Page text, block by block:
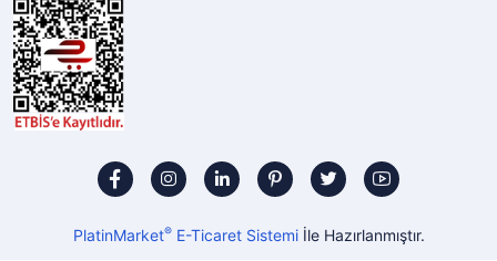
PlatinMarket®E-Ticaret Sistemiİle Hazırlanmıştır.